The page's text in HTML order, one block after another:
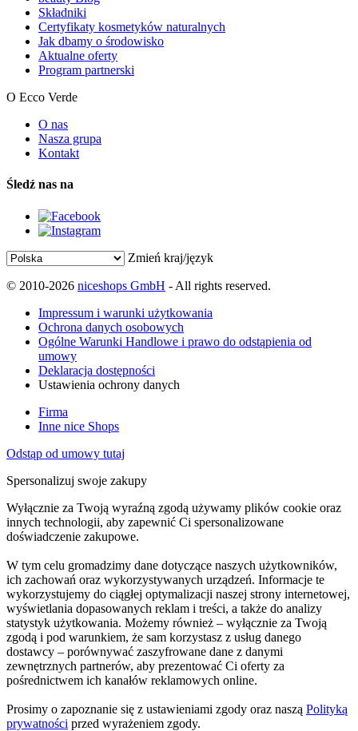
Składniki
Certyfikaty kosmetyków naturalnych
Jak dbamy o środowisko
Aktualne oferty
Program partnerski
O Ecco Verde
O nas
Nasza grupa
Kontakt
Śledź nas na
Zmień kraj/język
© 2010-2026 niceshops GmbH - All rights reserved.
Impressum i warunki użytkowania
Ochrona danych osobowych
Ogólne Warunki Handlowe i prawo do odstąpienia od
umowy
Deklaracja dostępności
Ustawienia ochrony danych
Firma
Inne nice Shops
Odstąp od umowy tutaj
Spersonalizuj swoje zakupy
Wyłącznie za Twoją wyraźną zgodą używamy plików cookie oraz
innych technologii, aby zapewnić Ci spersonalizowane
doświadczenie zakupowe.
W tym celu gromadzimy dane dotyczące naszych użytkowników,
ich zachowań oraz wykorzystywanych urządzeń. Informacje te
wykorzystujemy do ciągłej optymalizacji naszej strony internetowej,
wyświetlania dopasowanych reklam i treści, a także do analizy
statystyk użytkowania. Możemy również – wyłącznie za Twoją
zgodą i pod warunkiem, że sam korzystasz z usług danego
dostawcy – porównywać zaszyfrowane dane z danymi
zewnętrznych partnerów, aby prezentować Ci oferty za
pośrednictwem ich kanałów reklamowych online.
Prosimy o zapoznanie się z ustawieniami zgody oraz naszą Polityką
prywatności przed wyrażeniem zgody.